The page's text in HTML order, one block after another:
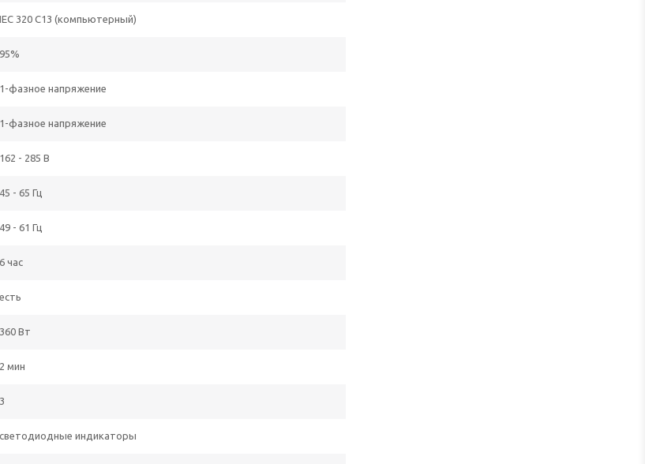
IEC 320 C13 (компьютерный)
95%
1-фазное напряжение
1-фазное напряжение
162 - 285 В
45 - 65 Гц
49 - 61 Гц
6 час
есть
360 Вт
2 мин
3
светодиодные индикаторы